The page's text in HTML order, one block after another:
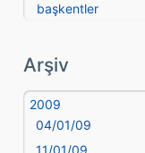
başkentler
Bayburt
Bilecik
Bingöl
Bitlis
Bolu
Arşiv
2009
04/01/09
11/01/09